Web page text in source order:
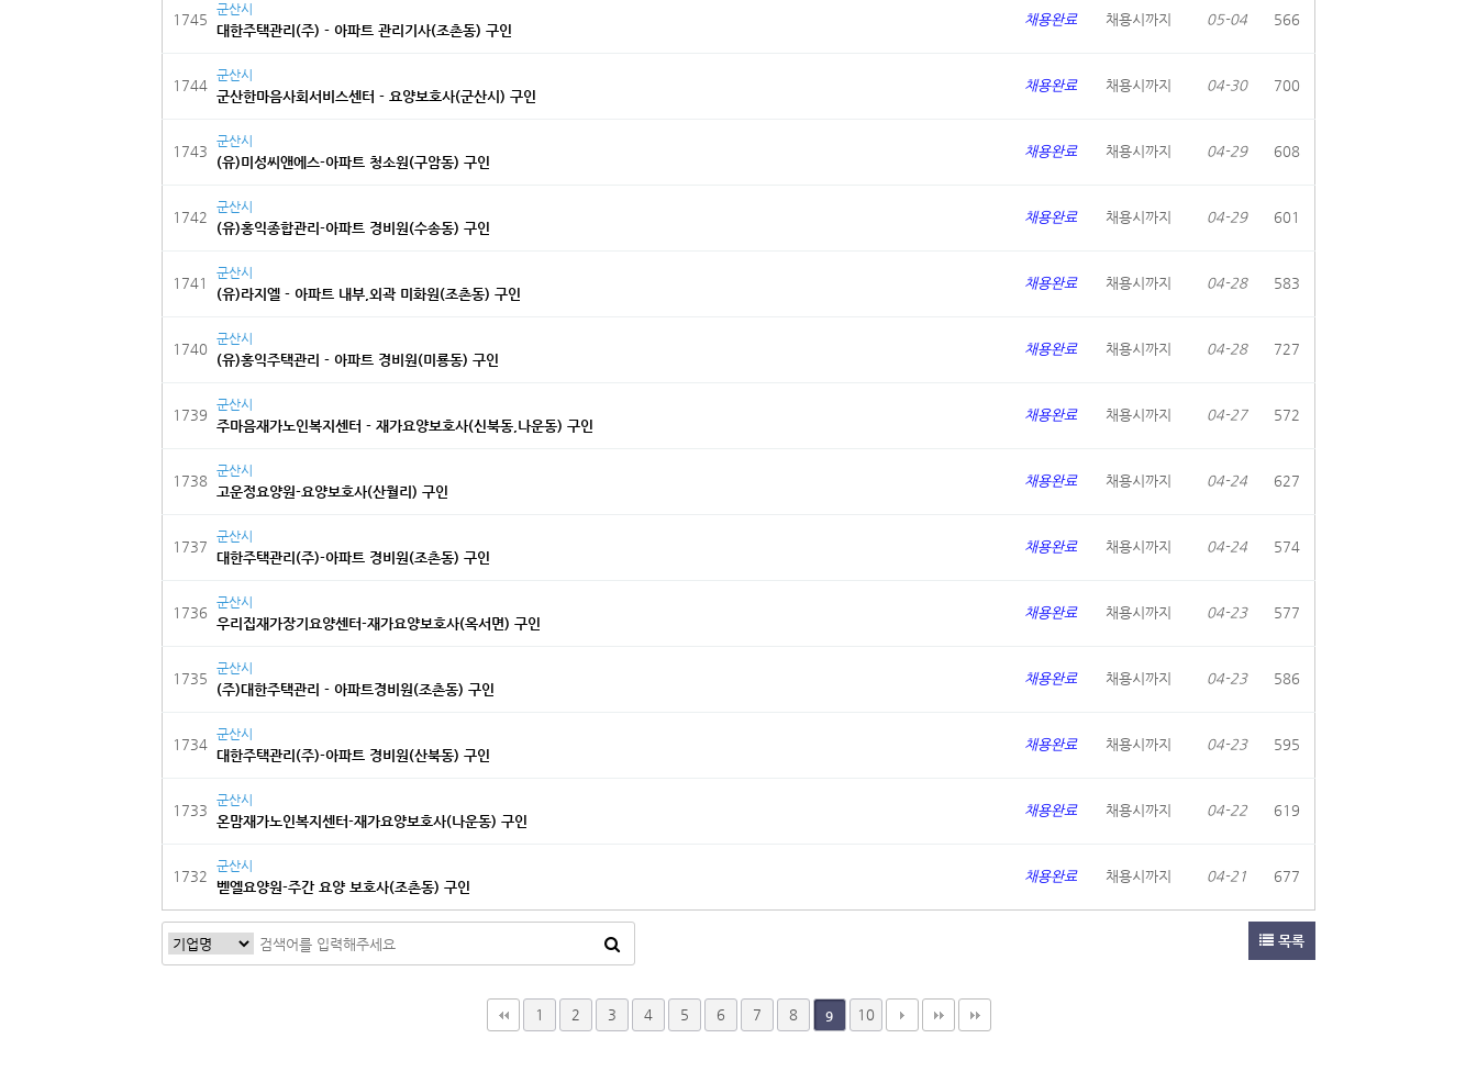
1745
군산시
대한주택관리(주) - 아파트 관리기사(조촌동) 구인
채용완료 채용시까지 05-04 566
1744
군산시
군산한마음사회서비스센터 - 요양보호사(군산시) 구인
채용완료 채용시까지 04-30 700
1743
군산시
(유)미성씨앤에스-아파트 청소원(구암동) 구인
채용완료 채용시까지 04-29 608
1742
군산시
(유)홍익종합관리-아파트 경비원(수송동) 구인
채용완료 채용시까지 04-29 601
1741
군산시
(유)라지엘 - 아파트 내부,외곽 미화원(조촌동) 구인
채용완료 채용시까지 04-28 583
1740
군산시
(유)홍익주택관리 - 아파트 경비원(미룡동) 구인
채용완료 채용시까지 04-28 727
1739
군산시
주마음재가노인복지센터 - 재가요양보호사(신북동,나운동) 구인
채용완료 채용시까지 04-27 572
1738
군산시
고운정요양원-요양보호사(산월리) 구인
채용완료 채용시까지 04-24 627
1737
군산시
대한주택관리(주)-아파트 경비원(조촌동) 구인
채용완료 채용시까지 04-24 574
1736
군산시
우리집재가장기요양센터-재가요양보호사(옥서면) 구인
채용완료 채용시까지 04-23 577
1735
군산시
(주)대한주택관리 - 아파트경비원(조촌동) 구인
채용완료 채용시까지 04-23 586
1734
군산시
대한주택관리(주)-아파트 경비원(산북동) 구인
채용완료 채용시까지 04-23 595
1733
군산시
온맘재가노인복지센터-재가요양보호사(나운동) 구인
채용완료 채용시까지 04-22 619
1732
군산시
벧엘요양원-주간 요양 보호사(조촌동) 구인
채용완료 채용시까지 04-21 677
목록
1 2 3 4 5 6 7 8 9 10